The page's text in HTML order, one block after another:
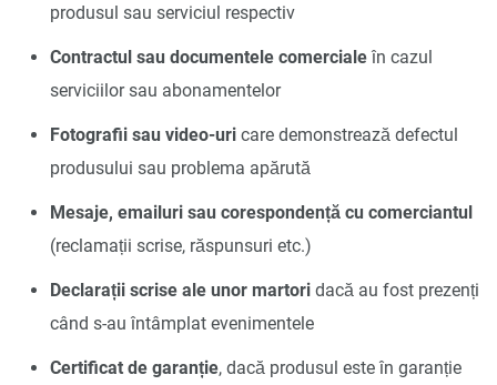
produsul sau serviciul respectiv
Contractul sau documentele comerciale în cazul
serviciilor sau abonamentelor
Fotografii sau video-uri care demonstrează defectul
produsului sau problema apărută
Mesaje, emailuri sau corespondență cu comerciantul
(reclamații scrise, răspunsuri etc.)
Declarații scrise ale unor martori dacă au fost prezenți
când s-au întâmplat evenimentele
Certificat de garanție, dacă produsul este în garanție